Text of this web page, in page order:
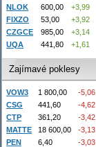
NLOK
600,00
+3,99
FIXZO
53,00
+3,92
CZGCE
985,00
+3,14
UQA
441,80 +1,61
Zajímavé poklesy
VOW3 1 800,00
-5,06
CSG
441,60
-4,62
CTP
361,20
-3,42
MATTE
18 600,00
-3,13
PEN
6,40 -3,03